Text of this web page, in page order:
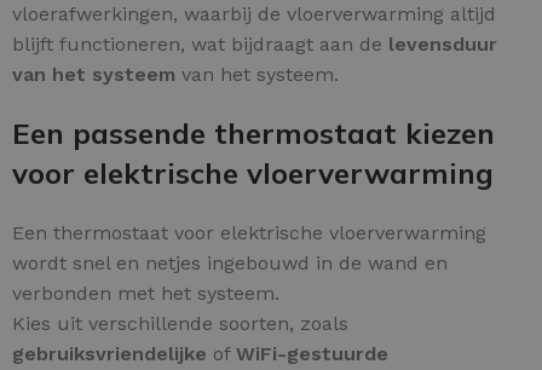
vloerafwerkingen, waarbij de vloerverwarming altijd
blijft functioneren, wat bijdraagt aan de levensduur
van het systeem van het systeem.
Een passende thermostaat kiezen
voor elektrische vloerverwarming
Een thermostaat voor elektrische vloerverwarming
wordt snel en netjes ingebouwd in de wand en
verbonden met het systeem.
Kies uit verschillende soorten, zoals
gebruiksvriendelijke of WiFi-gestuurde